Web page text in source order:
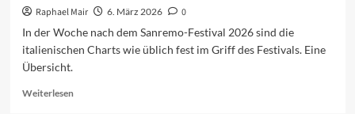
Raphael Mair 6. März 2026
0
In der Woche nach dem Sanremo-Festival 2026 sind die
italienischen Charts wie üblich fest im Griff des Festivals. Eine
Übersicht.
WeiterlesenRead